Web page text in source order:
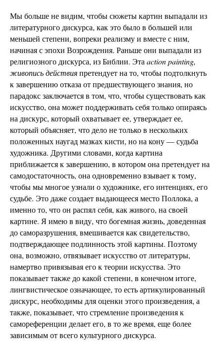
Мы больше не видим, чтобы сюжеты картин выпадали из
литературного дискурса, как это было в большей или
меньшей степени, вопреки реализму и вместе с ним,
начиная с эпохи Возрождения. Раньше они выпадали из
религиозного дискурса, из Библии. Эта action painting,
живопись действияпретендует на то, чтобы подтолкнуть
к завершению отказа от предшествующего знания, но
парадокс заключается в том, что, чтобы существовать как
искусство, она может поддерживать себя только опираясь
на дискурс, который охватывает ее, утверждает ее,
который объясняет, что дело не только в нескольких
положенных наугад мазках кисти, но на кону — судьба
художника. Другими словами, когда картина
приближается к завершению, в котором она претендует на
самодостаточность, она одновременно взывает к тому,
чтобы мы многое узнали о художнике, его интенциях, его
судьбе. Это даже создает выдающееся место Поллока, а
именно то, что он распял себя, как живого, на своей
картине. Я имею в виду, что богемная жизнь, доведенная
до саморазрушения, вмешивается как свидетельство,
подтверждающее подлинность этой картины. Поэтому
она, возможно, отвязывает искусство от литературы,
намертво привязывая его к теории искусства. Это
показывает также до какой степени, в конечном итоге,
лингвистическое означающее, то есть артикулированный
дискурс, необходимы для оценки этого произведения, а
также, показывает, что стремление произведения к
самореференции делает его, в то же время, еще более
зависимым от всего культурного дискурса.